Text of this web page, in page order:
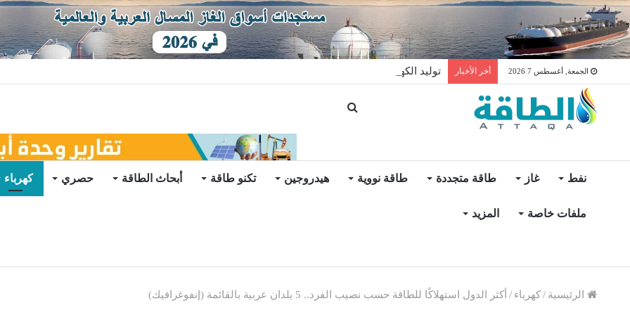
الجمعة, أغسطس 7 2026 أخر الأخبار توليد الكهرباء بالغاز في الإمارات يرتفع للعام الثاني
نفط غاز طاقة متجددة طاقة نووية هيدروجين تكنو طاقة أبحاث الطاقة حصري كهرباء
ملفات خاصة المزيد
الرئيسية /كهرباء / أكثر الدول استهلاكًا للطاقة حسب نصيب الفرد.. 5 بلدان عربية بالقائمة (إنفوغرافيك)